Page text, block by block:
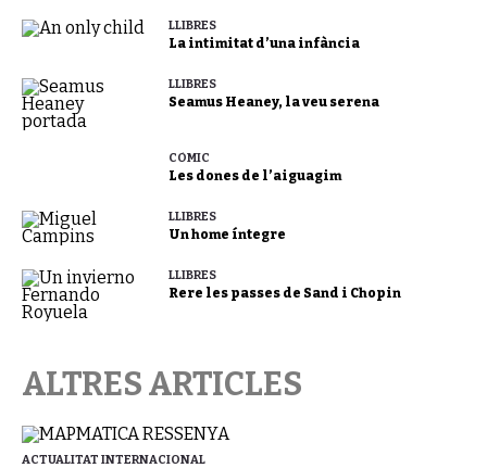
LLIBRES
La intimitat d’una infància
LLIBRES
Seamus Heaney, la veu serena
CÒMIC
Les dones de l’aiguagim
LLIBRES
Un home íntegre
LLIBRES
Rere les passes de Sand i Chopin
ALTRES ARTICLES
ACTUALITAT INTERNACIONAL